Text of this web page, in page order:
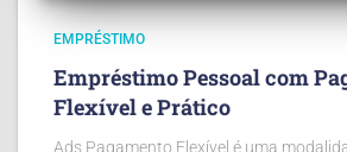
EMPRÉSTIMO
Empréstimo Pessoal com
Flexível e Prático
Ads Pagamento Flexível é uma